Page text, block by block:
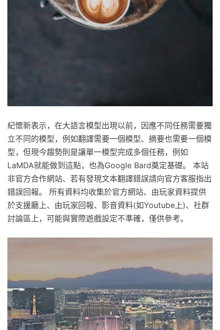
紀懷新表示，在大語言模型出現以前，因應不同任務需要獨
立不同的模型，例如翻譯需要一個模型、摘要也需要一個模
型，但現今趨勢則是讓單一模型完成多個任務，例如
LaMDA就能做到這點，也為Google Bard奠定基礎。 本站
非官方合作網站、若有發現文本翻譯錯誤請向官方客服指出
錯誤回報。 所有資料均收集於官方網站、由玩家資料提供
於支援廳上、由玩家回報、影音資料(如Youtube上)、社群
討論區上，可能與實際遊戲設定不準確，僅供參考。